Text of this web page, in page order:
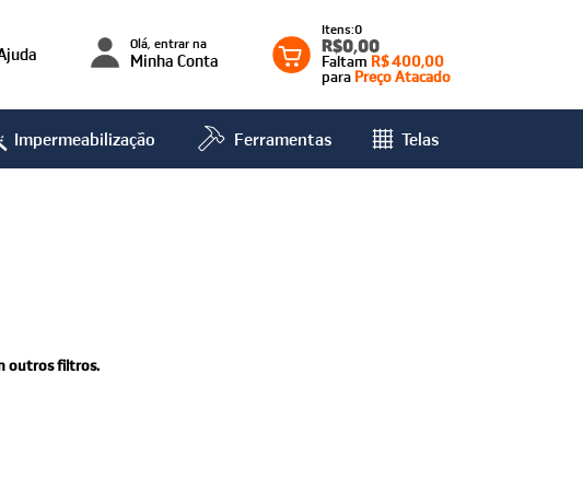
Olá, entrar na
Minha Conta
0
R$0,00
Faltam R$ 400,00
para Preço Atacado
Impermeabilização Ferramentas Telas
outros filtros.